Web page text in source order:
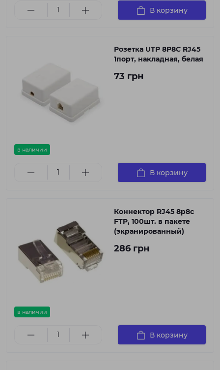
В корзину
в наличии
Розетка UTP 8P8C RJ45
1порт, накладная, белая
73 грн
В корзину
в наличии
Коннектор RJ45 8p8c
FTP, 100шт. в пакете
(экранированный)
286 грн
В корзину